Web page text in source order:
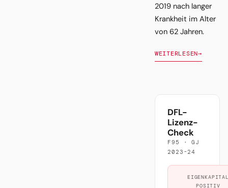
2019 nach langer
Krankheit im Alter
von 62 Jahren.
WEITERLESEN→
DFL-
Lizenz-
Check
F95 · GJ
2023-24
POSITIV